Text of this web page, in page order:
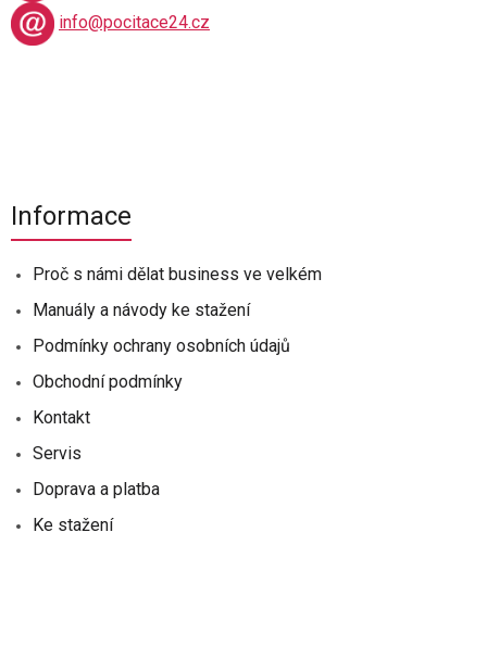
info@pocitace24.cz
Informace
Proč s námi dělat business ve velkém
Manuály a návody ke stažení
Podmínky ochrany osobních údajů
Obchodní podmínky
Kontakt
Servis
Doprava a platba
Ke stažení